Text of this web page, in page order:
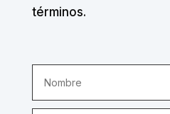
términos.